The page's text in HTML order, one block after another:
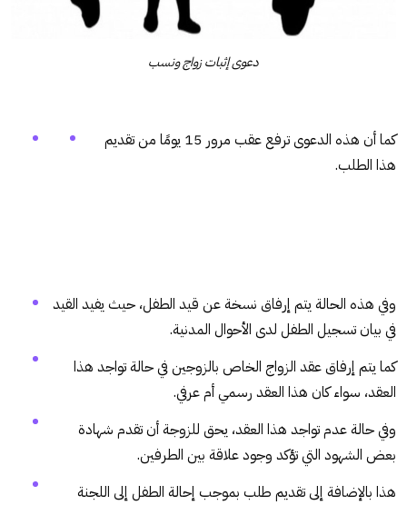
دعوى إثبات زواج ونسب
كما أن هذه الدعوى ترفع عقب مرور 15 يومًا من تقديم
هذا الطلب.
وفي هذه الحالة يتم إرفاق نسخة عن قيد الطفل، حيث يفيد القيد
في بيان تسجيل الطفل لدى الأحوال المدنية.
كما يتم إرفاق عقد الزواج الخاص بالزوجين في حالة تواجد هذا
العقد، سواء كان هذا العقد رسمي أم عرفي.
وفي حالة عدم تواجد هذا العقد، يحق للزوجة أن تقدم شهادة
بعض الشهود التي تؤكد وجود علاقة بين الطرفين.
هذا بالإضافة إلى تقديم طلب بموجب إحالة الطفل إلى اللجنة